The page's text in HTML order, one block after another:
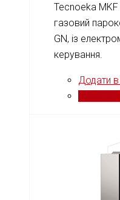
Tecnoeka
газовий
GN, із
керування.
Додати